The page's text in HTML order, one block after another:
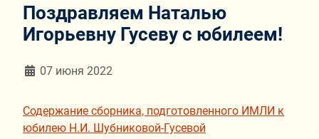
Поздравляем Наталью
Игорьевну Гусеву с юбилеем!
Информация о материале
07 июня 2022
Содержание сборника, подготовленного ИМЛИ к
юбилею Н.И. Шубниковой-Гусевой